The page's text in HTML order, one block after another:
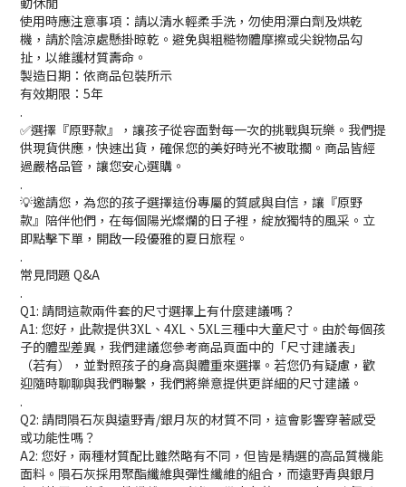
使用時應注意事項：請以清水輕柔手洗，勿使用漂白劑及烘乾
機，請於陰涼處懸掛晾乾。避免與粗糙物體摩擦或尖銳物品勾
扯，以維護材質壽命。
製造日期：依商品包裝所示
有效期限：5年
.
✅選擇『原野款』，讓孩子從容面對每一次的挑戰與玩樂。我們提
供現貨供應，快速出貨，確保您的美好時光不被耽擱。商品皆經
過嚴格品管，讓您安心選購。
.
💡邀請您，為您的孩子選擇這份專屬的質感與自信，讓『原野
款』陪伴他們，在每個陽光燦爛的日子裡，綻放獨特的風采。立
即點擊下單，開啟一段優雅的夏日旅程。
.
常見問題 Q&A
.
Q1: 請問這款兩件套的尺寸選擇上有什麼建議嗎？
A1: 您好，此款提供3XL、4XL、5XL三種中大童尺寸。由於每個孩
子的體型差異，我們建議您參考商品頁面中的「尺寸建議表」
（若有），並對照孩子的身高與體重來選擇。若您仍有疑慮，歡
迎隨時聊聊與我們聯繫，我們將樂意提供更詳細的尺寸建議。
.
Q2: 請問隕石灰與遠野青/銀月灰的材質不同，這會影響穿著感受
或功能性嗎？
A2: 您好，兩種材質配比雖然略有不同，但皆是精選的高品質機能
面料。隕石灰採用聚酯纖維與彈性纖維的組合，而遠野青與銀月